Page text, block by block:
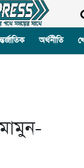
অর্থনীতি